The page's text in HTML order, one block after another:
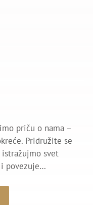
priču o nama –
Pridružite se
svet
povezuje…